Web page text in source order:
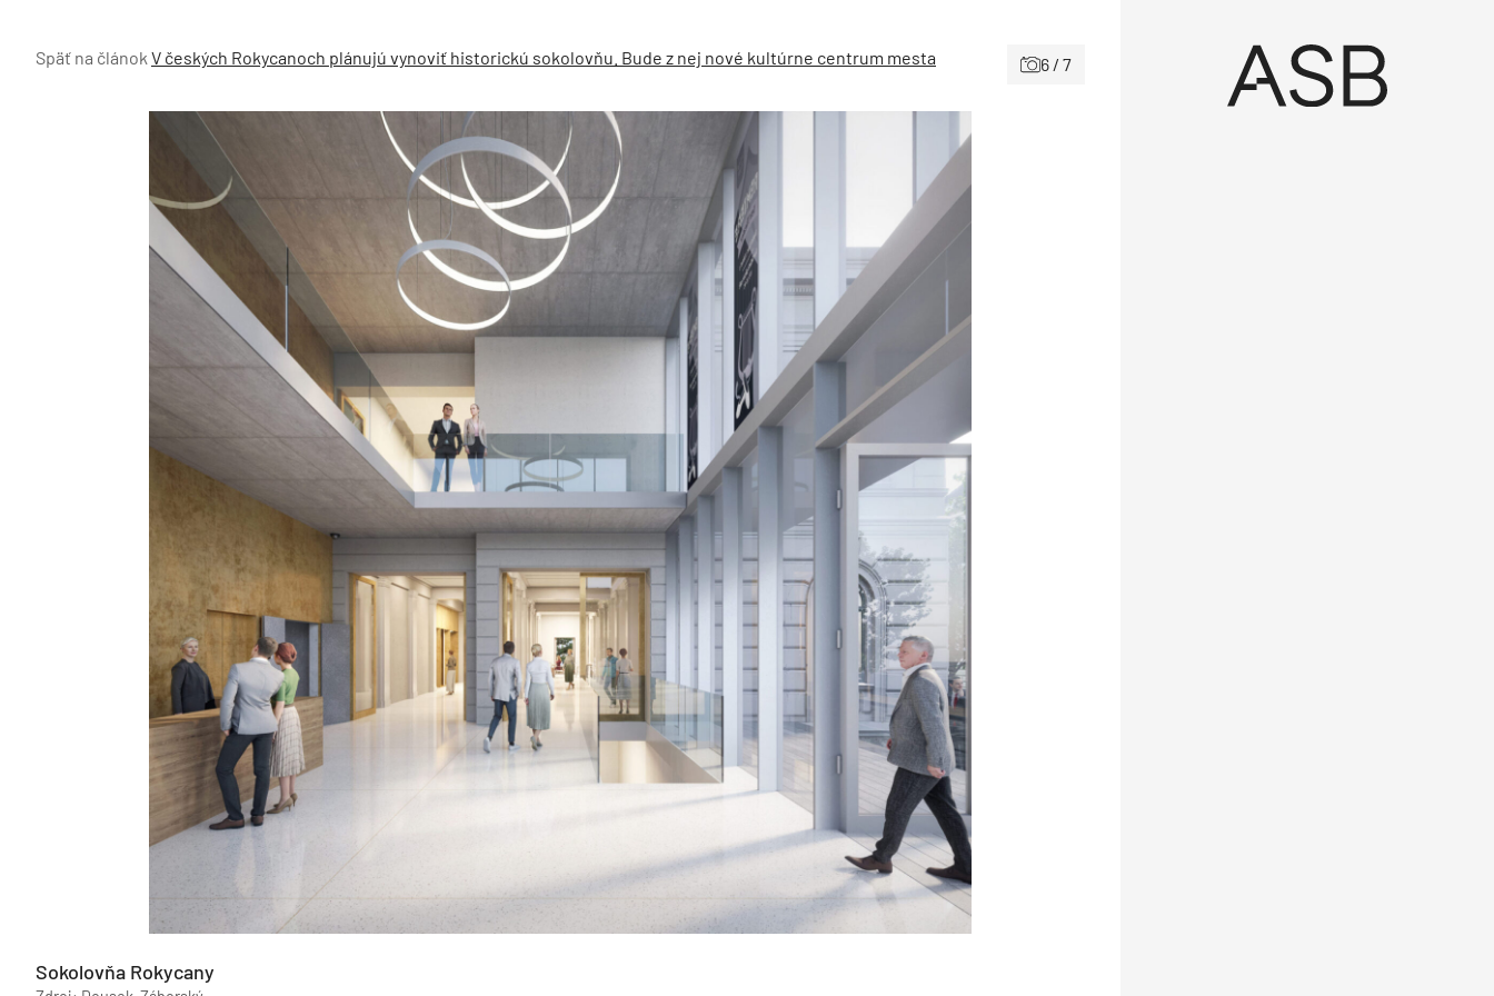
Späť na článok V českých Rokycanoch plánujú vynoviť historickú sokolovňu. Bude z nej nové kultúrne centrum mesta 6 / 7
Sokolovňa Rokycany